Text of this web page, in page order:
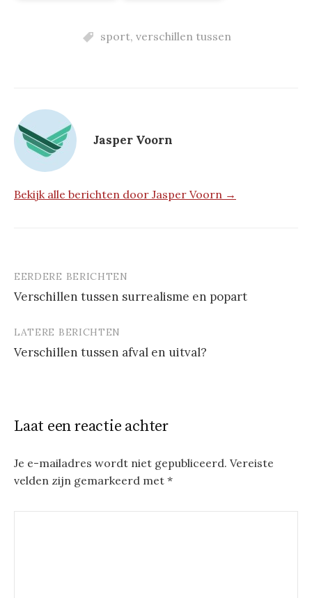
sport, verschillen tussen
Jasper Voorn
Bekijk alle berichten door Jasper Voorn →
Berichtnavigatie
EERDERE BERICHTEN
Verschillen tussen surrealisme en popart
LATERE BERICHTEN
Verschillen tussen afval en uitval?
Laat een reactie achter
Je e-mailadres wordt niet gepubliceerd. Vereiste
velden zijn gemarkeerd met *